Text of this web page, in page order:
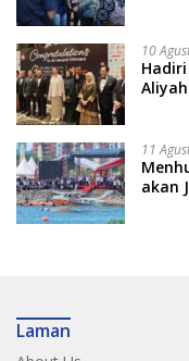
10
11
akan
Laman